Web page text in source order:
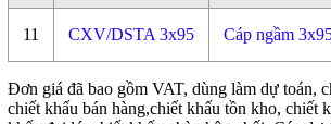
11 CXV/DSTA 3x95 Cáp ngầm
Đơn giá đã bao gồm VAT, dùng làm dự toán,
chiết khấu bán hàng,chiết khấu tồn kho, chiết